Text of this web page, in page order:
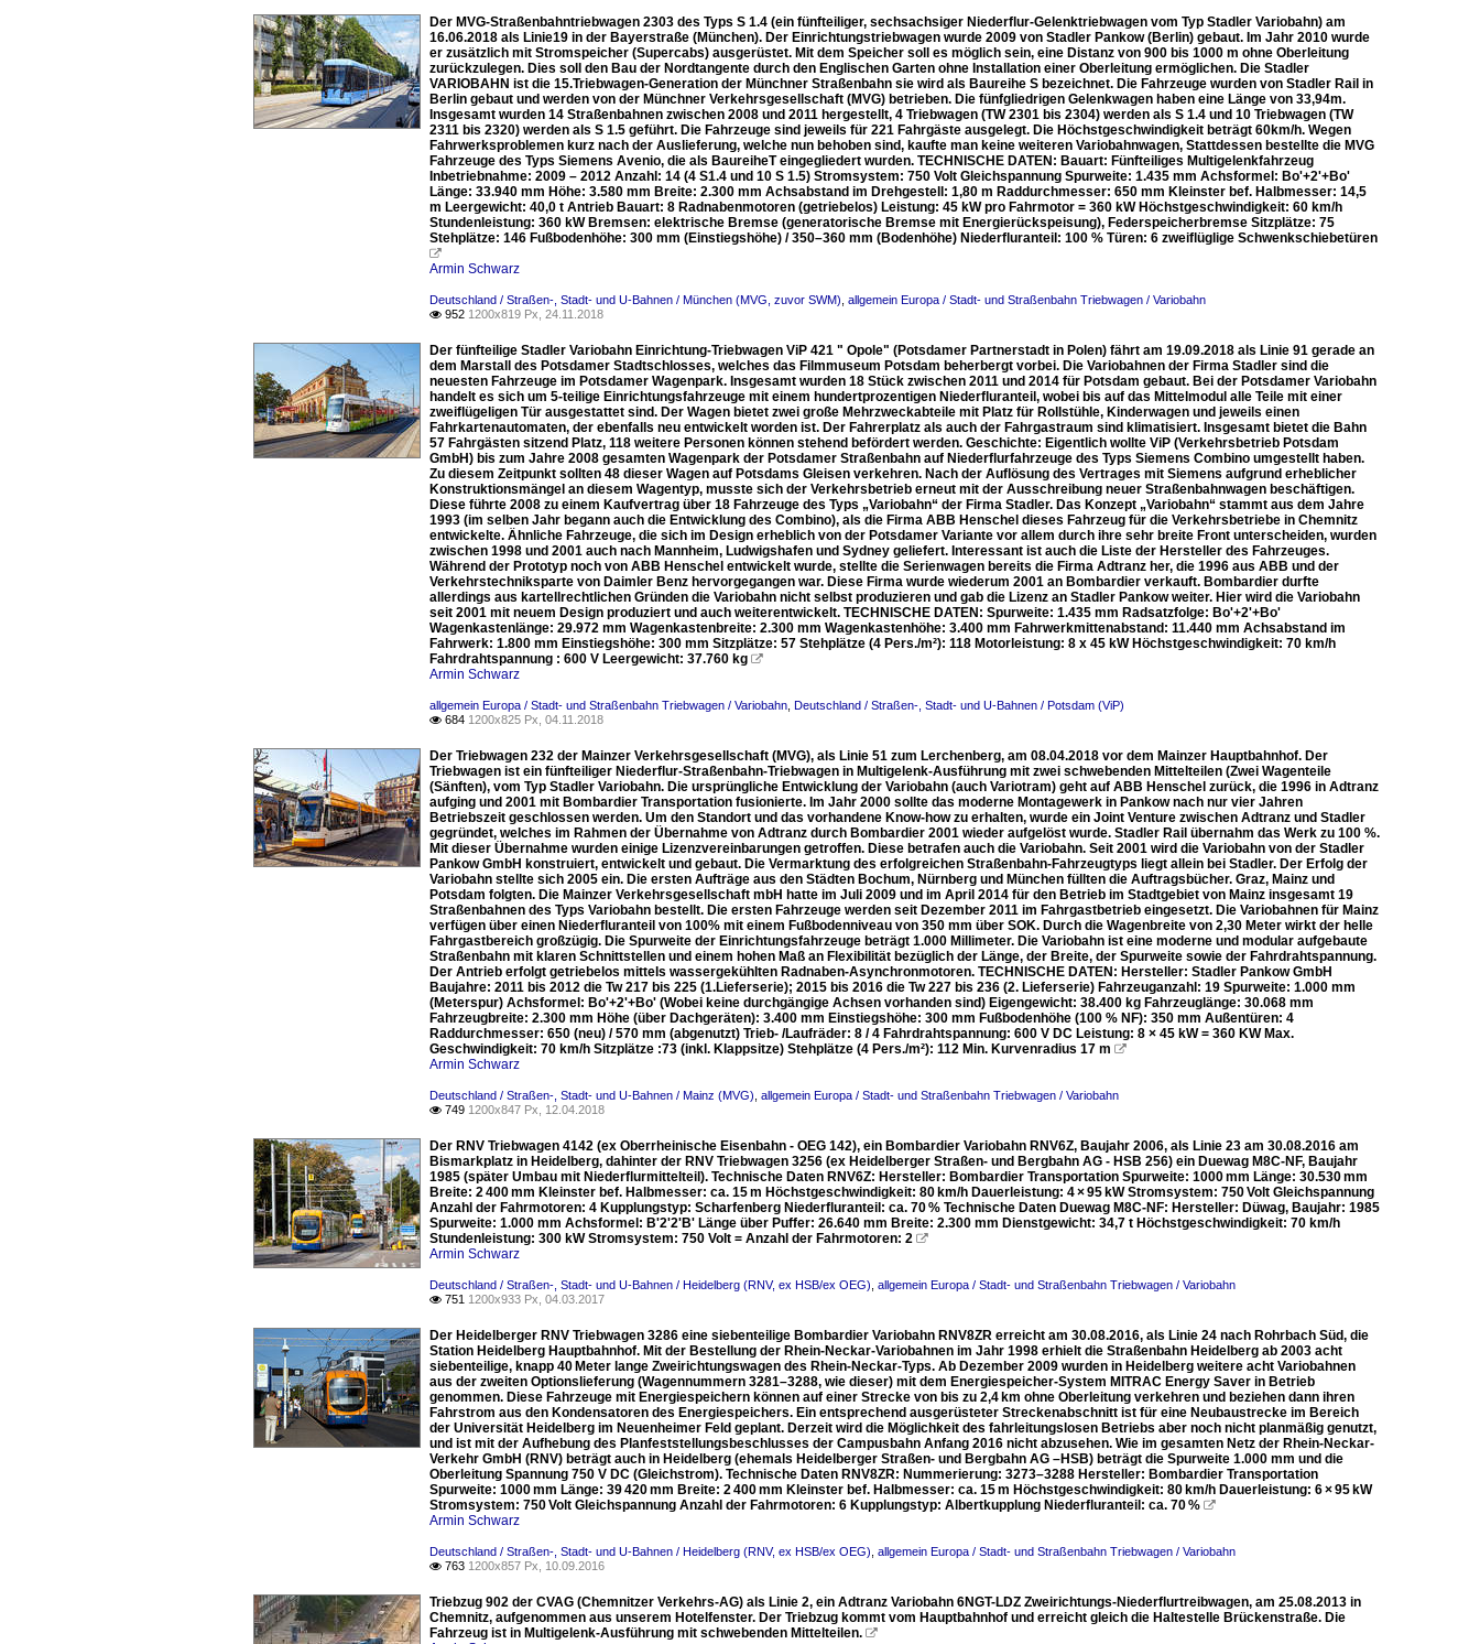
Der MVG-Straßenbahntriebwagen 2303 des Typs S 1.4 (ein fünfteiliger, sechsachsiger Niederflur-Gelenktriebwagen vom Typ Stadler Variobahn) am
16.06.2018 als Linie19 in der Bayerstraße (München). Der Einrichtungstriebwagen wurde 2009 von Stadler Pankow (Berlin) gebaut. Im Jahr 2010 wurde
er zusätzlich mit Stromspeicher (Supercabs) ausgerüstet. Mit dem Speicher soll es möglich sein, eine Distanz von 900 bis 1000 m ohne Oberleitung
zurückzulegen. Dies soll den Bau der Nordtangente durch den Englischen Garten ohne Installation einer Oberleitung ermöglichen. Die Stadler
VARIOBAHN ist die 15.Triebwagen-Generation der Münchner Straßenbahn sie wird als Baureihe S bezeichnet. Die Fahrzeuge wurden von Stadler Rail in
Berlin gebaut und werden von der Münchner Verkehrsgesellschaft (MVG) betrieben. Die fünfgliedrigen Gelenkwagen haben eine Länge von 33,94m.
Insgesamt wurden 14 Straßenbahnen zwischen 2008 und 2011 hergestellt, 4 Triebwagen (TW 2301 bis 2304) werden als S 1.4 und 10 Triebwagen (TW
2311 bis 2320) werden als S 1.5 geführt. Die Fahrzeuge sind jeweils für 221 Fahrgäste ausgelegt. Die Höchstgeschwindigkeit beträgt 60km/h. Wegen
Fahrwerksproblemen kurz nach der Auslieferung, welche nun behoben sind, kaufte man keine weiteren Variobahnwagen, Stattdessen bestellte die MVG
Fahrzeuge des Typs Siemens Avenio, die als BaureiheT eingegliedert wurden. TECHNISCHE DATEN: Bauart: Fünfteiliges Multigelenkfahrzeug
Inbetriebnahme: 2009 – 2012 Anzahl: 14 (4 S1.4 und 10 S 1.5) Stromsystem: 750 Volt Gleichspannung Spurweite: 1.435 mm Achsformel: Bo'+2'+Bo'
Länge: 33.940 mm Höhe: 3.580 mm Breite: 2.300 mm Achsabstand im Drehgestell: 1,80 m Raddurchmesser: 650 mm Kleinster bef. Halbmesser: 14,5
m Leergewicht: 40,0 t Antrieb Bauart: 8 Radnabenmotoren (getriebelos) Leistung: 45 kW pro Fahrmotor = 360 kW Höchstgeschwindigkeit: 60 km/h
Stundenleistung: 360 kW Bremsen: elektrische Bremse (generatorische Bremse mit Energierückspeisung), Federspeicherbremse Sitzplätze: 75
Stehplätze: 146 Fußbodenhöhe: 300 mm (Einstiegshöhe) / 350–360 mm (Bodenhöhe) Niederfluranteil: 100 % Türen: 6 zweiflüglige Schwenkschiebetüren

Armin Schwarz
Deutschland / Straßen-, Stadt- und U-Bahnen / München (MVG, zuvor SWM) allgemein Europa / Stadt- und Straßenbahn Triebwagen / Variobahn
 952 1200x819 Px, 24.11.2018
Der fünfteilige Stadler Variobahn Einrichtung-Triebwagen ViP 421 " Opole" (Potsdamer Partnerstadt in Polen) fährt am 19.09.2018 als Linie 91 gerade an
dem Marstall des Potsdamer Stadtschlosses, welches das Filmmuseum Potsdam beherbergt vorbei. Die Variobahnen der Firma Stadler sind die
neuesten Fahrzeuge im Potsdamer Wagenpark. Insgesamt wurden 18 Stück zwischen 2011 und 2014 für Potsdam gebaut. Bei der Potsdamer Variobahn
handelt es sich um 5-teilige Einrichtungsfahrzeuge mit einem hundertprozentigen Niederfluranteil, wobei bis auf das Mittelmodul alle Teile mit einer
zweiflügeligen Tür ausgestattet sind. Der Wagen bietet zwei große Mehrzweckabteile mit Platz für Rollstühle, Kinderwagen und jeweils einen
Fahrkartenautomaten, der ebenfalls neu entwickelt worden ist. Der Fahrerplatz als auch der Fahrgastraum sind klimatisiert. Insgesamt bietet die Bahn
57 Fahrgästen sitzend Platz, 118 weitere Personen können stehend befördert werden. Geschichte: Eigentlich wollte ViP (Verkehrsbetrieb Potsdam
GmbH) bis zum Jahre 2008 gesamten Wagenpark der Potsdamer Straßenbahn auf Niederflurfahrzeuge des Typs Siemens Combino umgestellt haben.
Zu diesem Zeitpunkt sollten 48 dieser Wagen auf Potsdams Gleisen verkehren. Nach der Auflösung des Vertrages mit Siemens aufgrund erheblicher
Konstruktionsmängel an diesem Wagentyp, musste sich der Verkehrsbetrieb erneut mit der Ausschreibung neuer Straßenbahnwagen beschäftigen.
Diese führte 2008 zu einem Kaufvertrag über 18 Fahrzeuge des Typs „Variobahn“ der Firma Stadler. Das Konzept „Variobahn“ stammt aus dem Jahre
1993 (im selben Jahr begann auch die Entwicklung des Combino), als die Firma ABB Henschel dieses Fahrzeug für die Verkehrsbetriebe in Chemnitz
entwickelte. Ähnliche Fahrzeuge, die sich im Design erheblich von der Potsdamer Variante vor allem durch ihre sehr breite Front unterscheiden, wurden
zwischen 1998 und 2001 auch nach Mannheim, Ludwigshafen und Sydney geliefert. Interessant ist auch die Liste der Hersteller des Fahrzeuges.
Während der Prototyp noch von ABB Henschel entwickelt wurde, stellte die Serienwagen bereits die Firma Adtranz her, die 1996 aus ABB und der
Verkehrstechniksparte von Daimler Benz hervorgegangen war. Diese Firma wurde wiederum 2001 an Bombardier verkauft. Bombardier durfte
allerdings aus kartellrechtlichen Gründen die Variobahn nicht selbst produzieren und gab die Lizenz an Stadler Pankow weiter. Hier wird die Variobahn
seit 2001 mit neuem Design produziert und auch weiterentwickelt. TECHNISCHE DATEN: Spurweite: 1.435 mm Radsatzfolge: Bo'+2'+Bo'
Wagenkastenlänge: 29.972 mm Wagenkastenbreite: 2.300 mm Wagenkastenhöhe: 3.400 mm Fahrwerkmittenabstand: 11.440 mm Achsabstand im
Fahrwerk: 1.800 mm Einstiegshöhe: 300 mm Sitzplätze: 57 Stehplätze (4 Pers./m²): 118 Motorleistung: 8 x 45 kW Höchstgeschwindigkeit: 70 km/h
Fahrdrahtspannung : 600 V Leergewicht: 37.760 kg 
Armin Schwarz
allgemein Europa / Stadt- und Straßenbahn Triebwagen / Variobahn Deutschland / Straßen-, Stadt- und U-Bahnen / Potsdam (ViP)
 684 1200x825 Px, 04.11.2018
Der Triebwagen 232 der Mainzer Verkehrsgesellschaft (MVG), als Linie 51 zum Lerchenberg, am 08.04.2018 vor dem Mainzer Hauptbahnhof. Der
Triebwagen ist ein fünfteiliger Niederflur-Straßenbahn-Triebwagen in Multigelenk-Ausführung mit zwei schwebenden Mittelteilen (Zwei Wagenteile
(Sänften), vom Typ Stadler Variobahn. Die ursprüngliche Entwicklung der Variobahn (auch Variotram) geht auf ABB Henschel zurück, die 1996 in Adtranz
aufging und 2001 mit Bombardier Transportation fusionierte. Im Jahr 2000 sollte das moderne Montagewerk in Pankow nach nur vier Jahren
Betriebszeit geschlossen werden. Um den Standort und das vorhandene Know-how zu erhalten, wurde ein Joint Venture zwischen Adtranz und Stadler
gegründet, welches im Rahmen der Übernahme von Adtranz durch Bombardier 2001 wieder aufgelöst wurde. Stadler Rail übernahm das Werk zu 100 %.
Mit dieser Übernahme wurden einige Lizenzvereinbarungen getroffen. Diese betrafen auch die Variobahn. Seit 2001 wird die Variobahn von der Stadler
Pankow GmbH konstruiert, entwickelt und gebaut. Die Vermarktung des erfolgreichen Straßenbahn-Fahrzeugtyps liegt allein bei Stadler. Der Erfolg der
Variobahn stellte sich 2005 ein. Die ersten Aufträge aus den Städten Bochum, Nürnberg und München füllten die Auftragsbücher. Graz, Mainz und
Potsdam folgten. Die Mainzer Verkehrsgesellschaft mbH hatte im Juli 2009 und im April 2014 für den Betrieb im Stadtgebiet von Mainz insgesamt 19
Straßenbahnen des Typs Variobahn bestellt. Die ersten Fahrzeuge werden seit Dezember 2011 im Fahrgastbetrieb eingesetzt. Die Variobahnen für Mainz
verfügen über einen Niederfluranteil von 100% mit einem Fußbodenniveau von 350 mm über SOK. Durch die Wagenbreite von 2,30 Meter wirkt der helle
Fahrgastbereich großzügig. Die Spurweite der Einrichtungsfahrzeuge beträgt 1.000 Millimeter. Die Variobahn ist eine moderne und modular aufgebaute
Straßenbahn mit klaren Schnittstellen und einem hohen Maß an Flexibilität bezüglich der Länge, der Breite, der Spurweite sowie der Fahrdrahtspannung.
Der Antrieb erfolgt getriebelos mittels wassergekühlten Radnaben-Asynchronmotoren. TECHNISCHE DATEN: Hersteller: Stadler Pankow GmbH
Baujahre: 2011 bis 2012 die Tw 217 bis 225 (1.Lieferserie); 2015 bis 2016 die Tw 227 bis 236 (2. Lieferserie) Fahrzeuganzahl: 19 Spurweite: 1.000 mm
(Meterspur) Achsformel: Bo'+2'+Bo' (Wobei keine durchgängige Achsen vorhanden sind) Eigengewicht: 38.400 kg Fahrzeuglänge: 30.068 mm
Fahrzeugbreite: 2.300 mm Höhe (über Dachgeräten): 3.400 mm Einstiegshöhe: 300 mm Fußbodenhöhe (100 % NF): 350 mm Außentüren: 4
Raddurchmesser: 650 (neu) / 570 mm (abgenutzt) Trieb- /Laufräder: 8 / 4 Fahrdrahtspannung: 600 V DC Leistung: 8 × 45 kW = 360 KW Max.
Geschwindigkeit: 70 km/h Sitzplätze :73 (inkl. Klappsitze) Stehplätze (4 Pers./m²): 112 Min. Kurvenradius 17 m 
Armin Schwarz
Deutschland / Straßen-, Stadt- und U-Bahnen / Mainz (MVG) allgemein Europa / Stadt- und Straßenbahn Triebwagen / Variobahn
 749 1200x847 Px, 12.04.2018
Der RNV Triebwagen 4142 (ex Oberrheinische Eisenbahn - OEG 142), ein Bombardier Variobahn RNV6Z, Baujahr 2006, als Linie 23 am 30.08.2016 am
Bismarkplatz in Heidelberg, dahinter der RNV Triebwagen 3256 (ex Heidelberger Straßen- und Bergbahn AG - HSB 256) ein Duewag M8C-NF, Baujahr
1985 (später Umbau mit Niederflurmittelteil). Technische Daten RNV6Z: Hersteller: Bombardier Transportation Spurweite: 1000 mm Länge: 30.530 mm
Breite: 2 400 mm Kleinster bef. Halbmesser: ca. 15 m Höchstgeschwindigkeit: 80 km/h Dauerleistung: 4 × 95 kW Stromsystem: 750 Volt Gleichspannung
Anzahl der Fahrmotoren: 4 Kupplungstyp: Scharfenberg Niederfluranteil: ca. 70 % Technische Daten Duewag M8C-NF: Hersteller: Düwag, Baujahr: 1985
Spurweite: 1.000 mm Achsformel: B'2'2'B' Länge über Puffer: 26.640 mm Breite: 2.300 mm Dienstgewicht: 34,7 t Höchstgeschwindigkeit: 70 km/h
Stundenleistung: 300 kW Stromsystem: 750 Volt = Anzahl der Fahrmotoren: 2 
Armin Schwarz
Deutschland / Straßen-, Stadt- und U-Bahnen / Heidelberg (RNV, ex HSB/ex OEG) allgemein Europa / Stadt- und Straßenbahn Triebwagen / Variobahn
 751 1200x933 Px, 04.03.2017
Der Heidelberger RNV Triebwagen 3286 eine siebenteilige Bombardier Variobahn RNV8ZR erreicht am 30.08.2016, als Linie 24 nach Rohrbach Süd, die
Station Heidelberg Hauptbahnhof. Mit der Bestellung der Rhein-Neckar-Variobahnen im Jahr 1998 erhielt die Straßenbahn Heidelberg ab 2003 acht
siebenteilige, knapp 40 Meter lange Zweirichtungswagen des Rhein-Neckar-Typs. Ab Dezember 2009 wurden in Heidelberg weitere acht Variobahnen
aus der zweiten Optionslieferung (Wagennummern 3281–3288, wie dieser) mit dem Energiespeicher-System MITRAC Energy Saver in Betrieb
genommen. Diese Fahrzeuge mit Energiespeichern können auf einer Strecke von bis zu 2,4 km ohne Oberleitung verkehren und beziehen dann ihren
Fahrstrom aus den Kondensatoren des Energiespeichers. Ein entsprechend ausgerüsteter Streckenabschnitt ist für eine Neubaustrecke im Bereich
der Universität Heidelberg im Neuenheimer Feld geplant. Derzeit wird die Möglichkeit des fahrleitungslosen Betriebs aber noch nicht planmäßig genutzt,
und ist mit der Aufhebung des Planfeststellungsbeschlusses der Campusbahn Anfang 2016 nicht abzusehen. Wie im gesamten Netz der Rhein-Neckar-
Verkehr GmbH (RNV) beträgt auch in Heidelberg (ehemals Heidelberger Straßen- und Bergbahn AG –HSB) beträgt die Spurweite 1.000 mm und die
Oberleitung Spannung 750 V DC (Gleichstrom). Technische Daten RNV8ZR: Nummerierung: 3273–3288 Hersteller: Bombardier Transportation
Spurweite: 1000 mm Länge: 39 420 mm Breite: 2 400 mm Kleinster bef. Halbmesser: ca. 15 m Höchstgeschwindigkeit: 80 km/h Dauerleistung: 6 × 95 kW
Stromsystem: 750 Volt Gleichspannung Anzahl der Fahrmotoren: 6 Kupplungstyp: Albertkupplung Niederfluranteil: ca. 70 % 
Armin Schwarz
Deutschland / Straßen-, Stadt- und U-Bahnen / Heidelberg (RNV, ex HSB/ex OEG) allgemein Europa / Stadt- und Straßenbahn Triebwagen / Variobahn
 763 1200x857 Px, 10.09.2016
Triebzug 902 der CVAG (Chemnitzer Verkehrs-AG) als Linie 2, ein Adtranz Variobahn 6NGT-LDZ Zweirichtungs-Niederflurtreibwagen, am 25.08.2013 in
Chemnitz, aufgenommen aus unserem Hotelfenster. Der Triebzug kommt vom Hauptbahnhof und erreicht gleich die Haltestelle Brückenstraße. Die
Fahrzeug ist in Multigelenk-Ausführung mit schwebenden Mittelteilen. 